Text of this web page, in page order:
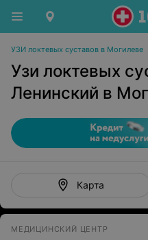
УЗИ локтевых суставов в Могилеве
Узи локтевых
Ленинский в
Карта
МЕДИЦИНСКИЙ ЦЕНТР